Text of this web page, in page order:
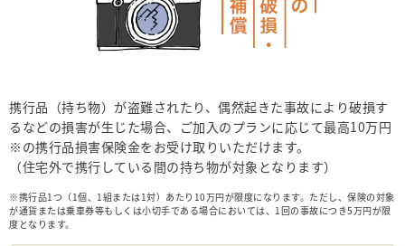
携行品（持ち物）が盗難されたり、偶然起きた事故により破損す
るなどの損害が生じた場合、ご加入のプランに応じて最高10万円
※の携行品損害保険金をお受け取りいただけます。
（住宅外で携行している間の持ち物が対象となります）
※携行品1つ（1個、1組または1対）あたり10万円が限度になります。ただし、保険の対象
が通貨または乗車券等もしくは小切手である場合においては、1回の事故につき5万円が限
度となります。